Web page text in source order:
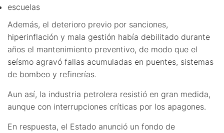
escuelas
Además, el deterioro previo por sanciones,
hiperinflación y mala gestión había debilitado durante
años el mantenimiento preventivo, de modo que el
seísmo agravó fallas acumuladas en puentes, sistemas
de bombeo y refinerías.
Aun así, la industria petrolera resistió en gran medida,
aunque con interrupciones críticas por los apagones.
En respuesta, el Estado anunció un fondo de